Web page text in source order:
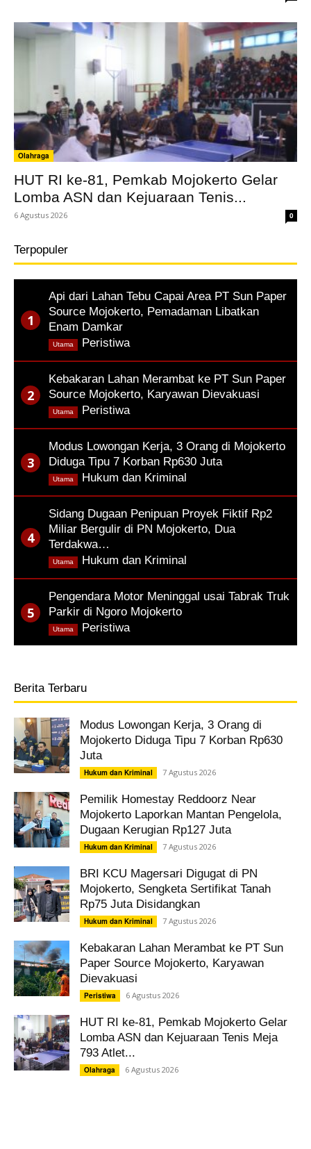
Olahraga
HUT RI ke-81, Pemkab Mojokerto Gelar
Lomba ASN dan Kejuaraan Tenis...
6 Agustus 2026 0
Terpopuler
Api dari Lahan Tebu Capai Area PT Sun Paper
Source Mojokerto, Pemadaman Libatkan
Enam Damkar
Peristiwa,
Utama
Kebakaran Lahan Merambat ke PT Sun Paper
Source Mojokerto, Karyawan Dievakuasi
Peristiwa,
Utama
Modus Lowongan Kerja, 3 Orang di Mojokerto
Diduga Tipu 7 Korban Rp630 Juta
Hukum dan Kriminal
Utama
Sidang Dugaan Penipuan Proyek Fiktif Rp2
Miliar Bergulir di PN Mojokerto, Dua
Terdakwa…
Hukum dan Kriminal
Utama
Pengendara Motor Meninggal usai Tabrak Truk
Parkir di Ngoro Mojokerto
Peristiwa,
Utama
Berita Terbaru
Modus Lowongan Kerja, 3 Orang di
Mojokerto Diduga Tipu 7 Korban Rp630
Juta
Hukum dan Kriminal 7 Agustus 2026
Pemilik Homestay Reddoorz Near
Mojokerto Laporkan Mantan Pengelola,
Dugaan Kerugian Rp127 Juta
Hukum dan Kriminal 7 Agustus 2026
BRI KCU Magersari Digugat di PN
Mojokerto, Sengketa Sertifikat Tanah
Rp75 Juta Disidangkan
Hukum dan Kriminal 7 Agustus 2026
Kebakaran Lahan Merambat ke PT Sun
Paper Source Mojokerto, Karyawan
Dievakuasi
Peristiwa 6 Agustus 2026
HUT RI ke-81, Pemkab Mojokerto Gelar
Lomba ASN dan Kejuaraan Tenis Meja
793 Atlet...
Olahraga 6 Agustus 2026